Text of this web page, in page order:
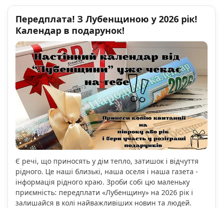
Передплата! З Лубенщиною у 2026 рік!
Календар в подарунок!
Є речі, що приносять у дім тепло, затишок і відчуття
рідного. Це наші близькі, наша оселя і наша газета -
інформація рідного краю. Зроби собі цю маленьку
приємність: передплати «Лубенщину» на 2026 рік і
залишайся в колі найважливіших новин та людей.